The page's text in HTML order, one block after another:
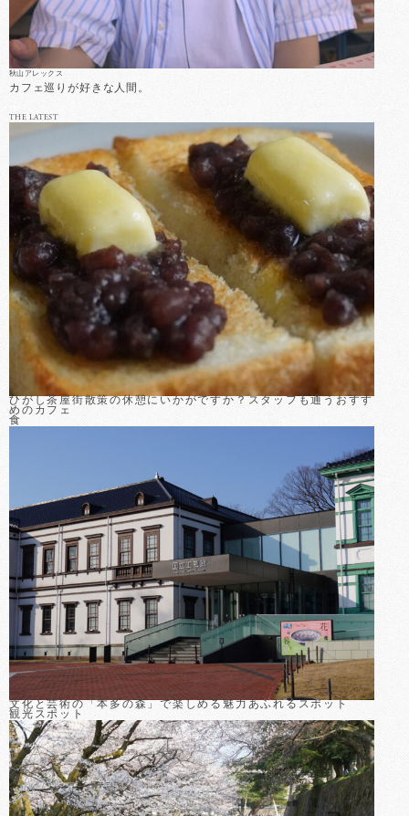
秋山アレックス
カフェ巡りが好きな人間。
THE LATEST
ひがし茶屋街散策の休憩にいかがですか？スタッフも通うおすす
めのカフェ
食
文化と芸術の「本多の森」で楽しめる魅力あふれるスポット
観光スポット